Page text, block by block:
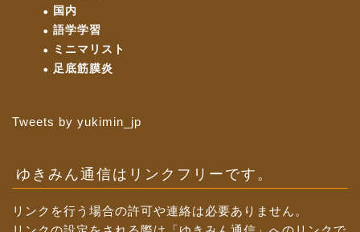
国内
語学学習
ミニマリスト
足底筋膜炎
Tweets by yukimin_jp
ゆきみん通信はリンクフリーです。
リンクを行う場合の許可や連絡は必要ありません。